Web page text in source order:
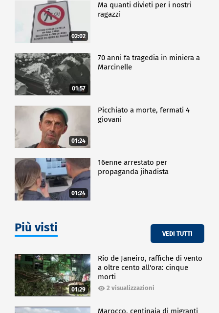
02:02
Ma quanti divieti per i nostri
ragazzi
01:57
70 anni fa tragedia in miniera a
Marcinelle
01:24
Picchiato a morte, fermati 4
giovani
01:24
16enne arrestato per
propaganda jihadista
Più visti VEDI TUTTI
01:29
Rio de Janeiro, raffiche di vento
a oltre cento all'ora: cinque
morti
2 visualizzazioni
Marocco, centinaia di migranti